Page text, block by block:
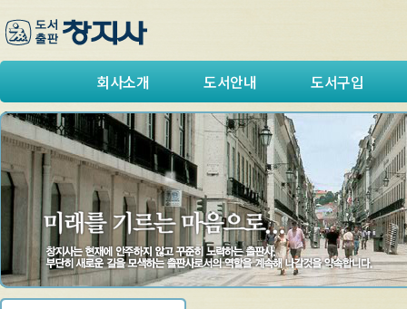
회사소개 도서안내 도서구입